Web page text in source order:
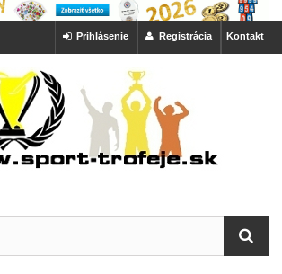
Kontakt
Registrácia
Prihlásenie